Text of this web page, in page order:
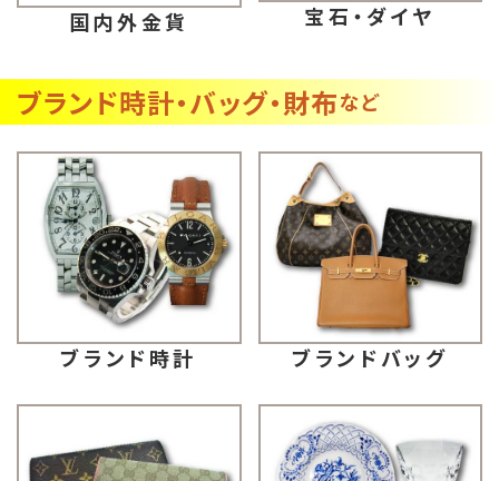
国内外金貨 宝石・ダイヤ
ブランド時計・バッグ・財布など
ブランド時計 ブランドバッグ